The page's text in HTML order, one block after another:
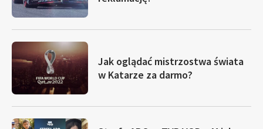
Jak oglądać mistrzostwa świata
w Katarze za darmo?